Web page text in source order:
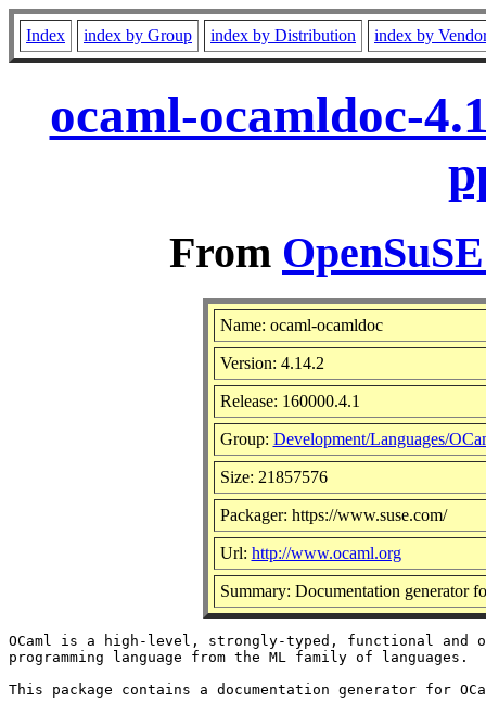
Index index by Group index by Distribution index by
ocaml-ocamldoc-
From
Name: ocaml-ocamldoc
Version: 4.14.2
Release: 160000.4.1
Group: Development/Languages/
Size: 21857576
Packager: https://www.suse.com/
Url: http://www.ocaml.org
Summary: Documentation generator
OCaml is a high-level, strongly-typed, functional and
programming language from the ML family of languages.